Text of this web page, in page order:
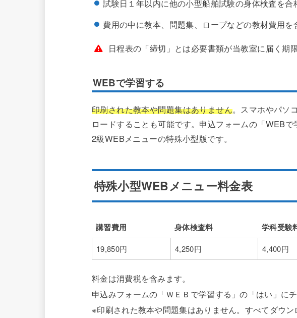
試験日１年以内に他の小型船舶試験の身体検査を合
費用の中に教本、問題集、ロープなどの教材費用を
日程表の「締切」とは必要書類が当教室に届く期
WEBで学習する
印刷された教本や問題集はありません。スマホやパソ
ロードすることも可能です。申込フォームの「WEBで
2級WEBメニューの特殊小型版です。
特殊小型WEBメニュー料金表
講習費用 身体検査料 学科受験
講習費用
身体検査料 学科受験料
19,850円 4,250円 4,400円
料金は消費税を含みます。
申込みフォームの「ＷＥＢで学習する」の「はい」に
※印刷された教本や問題集はありません。すべてダウン